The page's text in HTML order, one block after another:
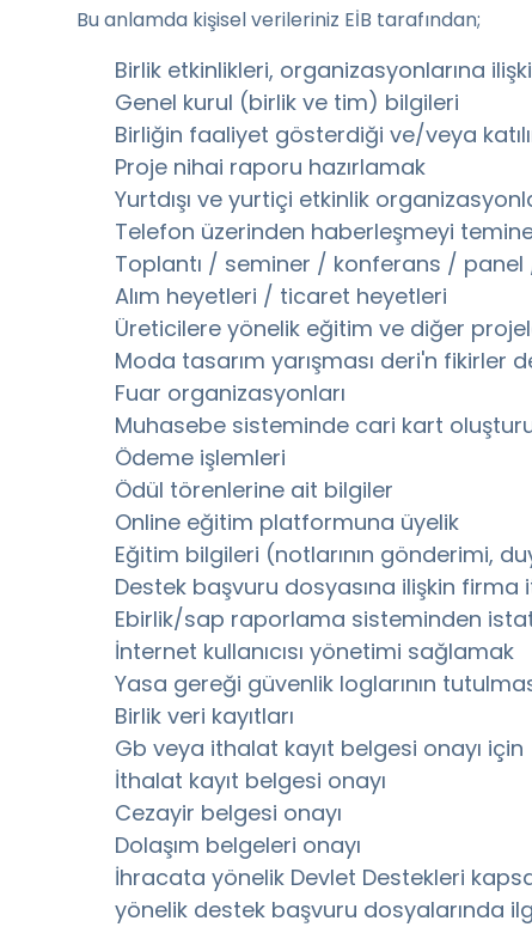
Bu anlamda kişisel verileriniz EİB tarafından;
Birlik etkinlikleri, organizasyonlarına
Genel kurul (birlik ve tim) bilgileri
Birliğin faaliyet gösterdiği ve/veya
Proje nihai raporu hazırlamak
Yurtdışı ve yurtiçi etkinlik
Telefon üzerinden haberleşmeyi
Toplantı / seminer / konferans / panel
Alım heyetleri / ticaret heyetleri
Üreticilere yönelik eğitim ve diğer
Moda tasarım yarışması deri'n fikirler
Fuar organizasyonları
Muhasebe sisteminde cari kart
Ödeme işlemleri
Ödül törenlerine ait bilgiler
Online eğitim platformuna üyelik
Eğitim bilgileri (notlarının gönderimi,
Destek başvuru dosyasına ilişkin
Ebirlik/sap raporlama sisteminden
İnternet kullanıcısı yönetimi sağlamak
Yasa gereği güvenlik loglarının
Birlik veri kayıtları
Gb veya ithalat kayıt belgesi onayı için
İthalat kayıt belgesi onayı
Cezayir belgesi onayı
Dolaşım belgeleri onayı
İhracata yönelik Devlet Destekleri
yönelik destek başvuru dosyalarında